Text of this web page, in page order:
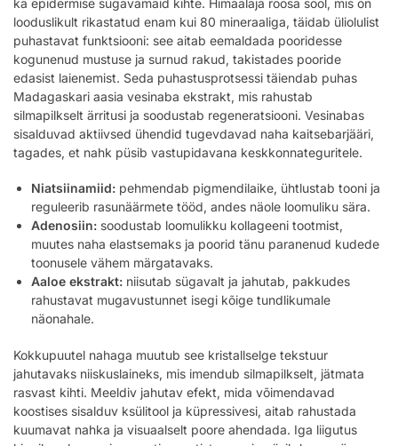
looduslikult rikastatud enam kui 80 mineraaliga, täidab üliolulist
puhastavat funktsiooni: see aitab eemaldada pooridesse
kogunenud mustuse ja surnud rakud, takistades pooride
edasist laienemist. Seda puhastusprotsessi täiendab puhas
Madagaskari aasia vesinaba ekstrakt, mis rahustab
silmapilkselt ärritusi ja soodustab regeneratsiooni. Vesinabas
sisalduvad aktiivsed ühendid tugevdavad naha kaitsebarjääri,
tagades, et nahk püsib vastupidavana keskkonnateguritele.
Niatsiinamiid: pehmendab pigmendilaike, ühtlustab tooni ja
reguleerib rasunäärmete tööd, andes näole loomuliku sära.
Adenosiin: soodustab loomulikku kollageeni tootmist,
muutes naha elastsemaks ja poorid tänu paranenud kudede
toonusele vähem märgatavaks.
Aaloe ekstrakt: niisutab sügavalt ja jahutab, pakkudes
rahustavat mugavustunnet isegi kõige tundlikumale
näonahale.
Kokkupuutel nahaga muutub see kristallselge tekstuur
jahutavaks niiskuslaineks, mis imendub silmapilkselt, jätmata
rasvast kihti. Meeldiv jahutav efekt, mida võimendavad
koostises sisalduv ksülitool ja küpressivesi, aitab rahustada
kuumavat nahka ja visuaalselt poore ahendada. Iga liigutus